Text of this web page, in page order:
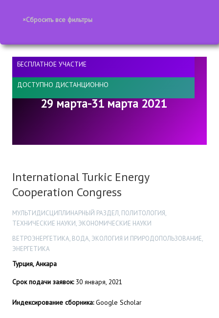
БЕСПЛАТНОЕ УЧАСТИЕ
ДОСТУПНО ДИСТАНЦИОННО
29 марта-31 марта 2021
International Turkic Energy
Cooperation Congress
МУЛЬТИДИСЦИПЛИНАРНЫЙ РАЗДЕЛ, ПОЛИТОЛОГИЯ,
ТЕХНИЧЕСКИЕ НАУКИ, ЭКОНОМИЧЕСКИЕ НАУКИ
ВЕТРОЭНЕРГЕТИКА, ВОДА, ЭКОЛОГИЯ И ПРИРОДОПОЛЬЗОВАНИЕ,
ЭНЕРГЕТИКА
Турция, Анкара
Срок подачи заявок:30 января, 2021
Индексирование сборника:Google Scholar